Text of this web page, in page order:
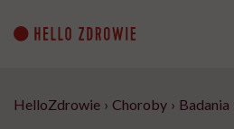
content
HelloZdrowie › Choroby › Badania